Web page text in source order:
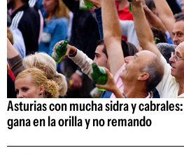
Asturias con mucha sidra y
gana en la orilla y no remando